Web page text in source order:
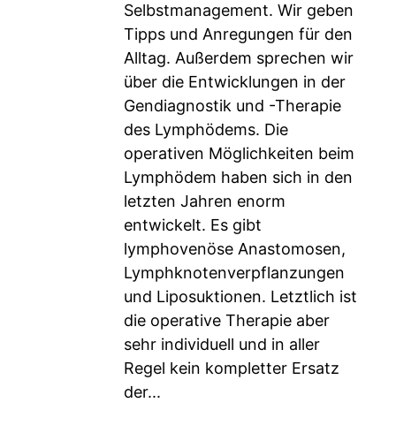
Selbstmanagement. Wir geben
Tipps und Anregungen für den
Alltag. Außerdem sprechen wir
über die Entwicklungen in der
Gendiagnostik und -Therapie
des Lymphödems. Die
operativen Möglichkeiten beim
Lymphödem haben sich in den
letzten Jahren enorm
entwickelt. Es gibt
lymphovenöse Anastomosen,
Lymphknotenverpflanzungen
und Liposuktionen. Letztlich ist
die operative Therapie aber
sehr individuell und in aller
Regel kein kompletter Ersatz
der...